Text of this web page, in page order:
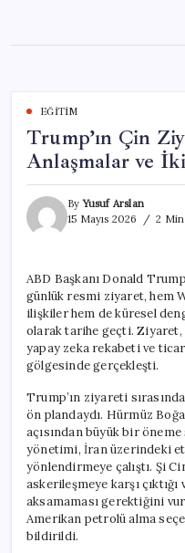
content
EĞITIM
Trump’ın Çin
Anlaşmalar ve
ByYusuf Arslan
15 Mayıs 2026
2
ABD Başkanı Donald
günlük resmi ziyaret, hem
ilişkiler hem de küresel
olarak tarihe geçti.
yapay zeka rekabeti ve
gölgesinde gerçekleşti.
Trump’ın ziyareti
ön plandaydı. Hürmüz
açısından büyük bir
yönetimi, İran üzerindeki
yönlendirmeye çalıştı. Şi
askerileşmeye karşı
aksamaması gerektiğini
Amerikan petrolü alma
bildirildi.